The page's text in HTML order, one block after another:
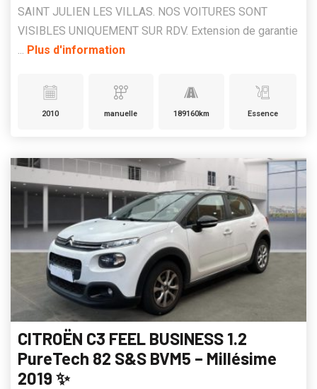
SAINT JULIEN LES VILLAS. NOS VOITURES SONT
VISIBLES UNIQUEMENT SUR RDV. Extension de garantie
... Plus d'information
2010 manuelle 189160km Essence
CITROËN C3 FEEL BUSINESS 1.2
PureTech 82 S&S BVM5 – Millésime
2019 ✨